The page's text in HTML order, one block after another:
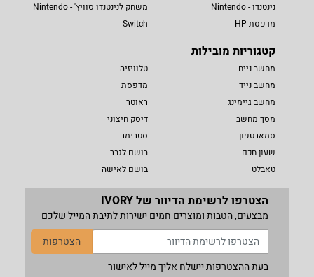
נינטנדו - Nintendo
מדפסת HP
משחק לנינטנדו סוויץ' - Nintendo
Switch
קטגוריות מובילות
מחשב נייח
מחשב נייד
מחשב גיימינג
מסך מחשב
סמארטפון
שעון חכם
טאבלט
טלוויזיה
מדפסת
ראוטר
דיסק חיצוני
סטרימר
בושם לגבר
בושם לאישה
הצטרפו לרשימת הדיוור של IVORY
מבצעים, הטבות ומוצרים חמים ישירות לתיבת המייל שלכם
הצטרפות
בעת ההצטרפות יישלח אליך מייל לאישור